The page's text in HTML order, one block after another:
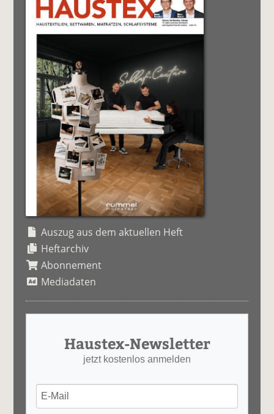
Auszug aus dem aktuellen Heft
Heftarchiv
Abonnement
Mediadaten
Haustex-Newsletter
jetzt kostenlos anmelden